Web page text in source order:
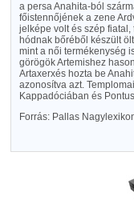
a persa Anahita-ból
főistennőjének a zene
jelképe volt és szép
hódnak bőréből készült
mint a női termékenység
görögök Artemishez
Artaxerxés hozta be
azonosítva azt.
Kappadóciában és
Forrás: Pallas